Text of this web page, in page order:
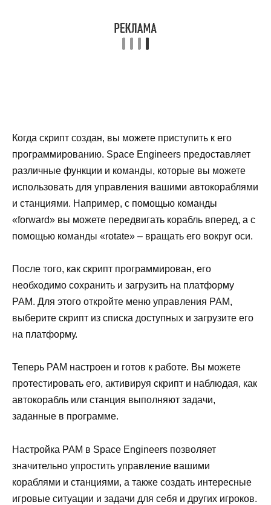
Когда скрипт создан, вы можете приступить к его
программированию. Space Engineers предоставляет
различные функции и команды, которые вы можете
использовать для управления вашими автокораблями
и станциями. Например, с помощью команды
«forward» вы можете передвигать корабль вперед, а с
помощью команды «rotate» – вращать его вокруг оси.
После того, как скрипт программирован, его
необходимо сохранить и загрузить на платформу
PAM. Для этого откройте меню управления PAM,
выберите скрипт из списка доступных и загрузите его
на платформу.
Теперь PAM настроен и готов к работе. Вы можете
протестировать его, активируя скрипт и наблюдая, как
автокорабль или станция выполняют задачи,
заданные в программе.
Настройка PAM в Space Engineers позволяет
значительно упростить управление вашими
кораблями и станциями, а также создать интересные
игровые ситуации и задачи для себя и других игроков.